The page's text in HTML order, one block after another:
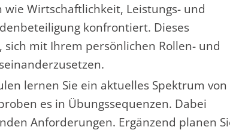
Wirtschaftlichkeit, Leistungs- und
konfrontiert. Dieses
mit Ihrem persönlichen Rollen- und
lernen Sie ein aktuelles Spektrum von
es in Übungssequenzen. Dabei
Anforderungen. Ergänzend planen